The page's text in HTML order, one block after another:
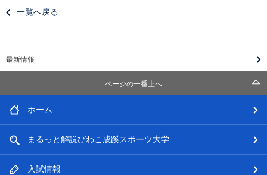
一覧へ戻る
最新情報
ページの一番上へ
ホーム
まるっと解説びわこ成蹊スポーツ大学
入試情報